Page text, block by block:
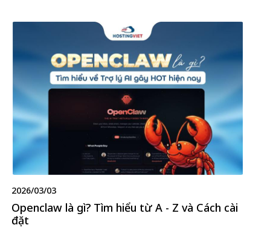
2026/03/03
Openclaw là gì? Tìm hiểu từ A - Z và Cách cài
đặt